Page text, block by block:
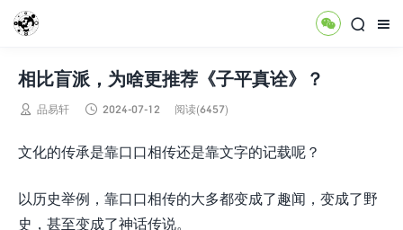



相比盲派，为啥更推荐《子平真诠》？
 品易轩  2024-07-12 阅读(6457)
文化的传承是靠口口相传还是靠文字的记载呢？
以历史举例，靠口口相传的大多都变成了趣闻，变成了野
史，甚至变成了神话传说。